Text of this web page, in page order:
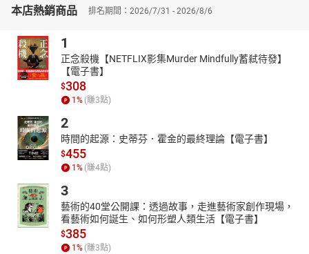
．人生沒有如果，只有結果和後果。
Music：The success
Artist：Key of Moon
本店熱銷商品 排名期間：2026/7/31 - 2026/8/6
1
正念殺機【NETFLIX影集Murder Mindfully蓄弒待發】
【電子書】
$308
1 % (賺3點)
2
時間的起源：史蒂芬．霍金的最終理論【電子書】
$455
1 % (賺4點)
3
藝術的40堂公開課：透過故事，走進藝術家創作現場，
看藝術如何誕生、如何形塑人類生活【電子書】
$385
1 % (賺3點)